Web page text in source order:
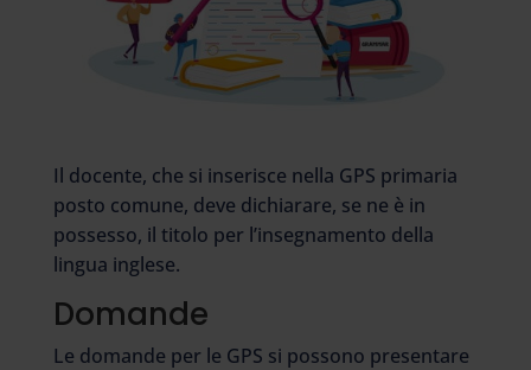
Il docente, che si inserisce nella GPS primaria
posto comune, deve dichiarare, se ne è in
possesso, il titolo per l’insegnamento della
lingua inglese.
Domande
Le domande per le GPS si possono presentare